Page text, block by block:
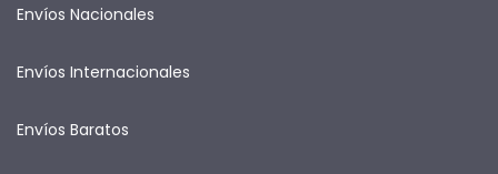
Envíos Nacionales
Envíos Internacionales
Envíos Baratos